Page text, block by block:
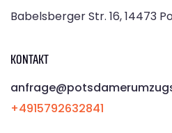
Babelsberger Str. 16, 14473
KONTAKT
+4915792632841